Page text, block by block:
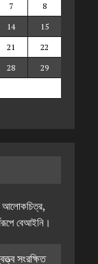
7
8
14
15
21
22
28
29
আলোকচিত্র,
বেআইনি।
সংরক্ষিত